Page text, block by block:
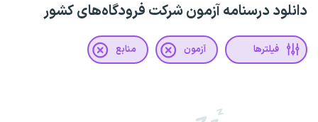
دانلود درسنامه آزمون شرکت فرودگاه‌های کشور
فیلترها آزمون منابع